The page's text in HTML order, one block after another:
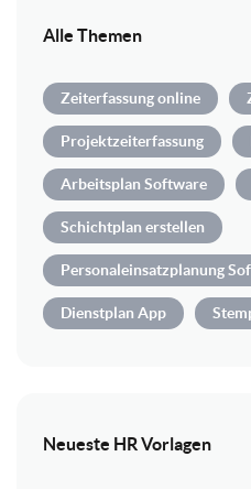
Alle Themen
Zeiterfassung online
Projektzeiterfassung
Arbeitsplan Software
Schichtplan erstellen
Personaleinsatzplanung
Dienstplan App
Neueste HR Vorlagen